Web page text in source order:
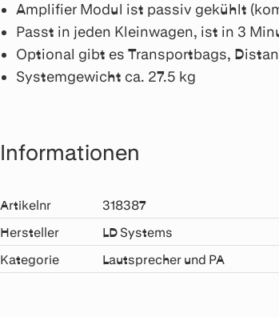
Amplifier Modul ist passiv gekühlt
Passt in jeden Kleinwagen, ist in 3
Optional gibt es Transportbags,
Systemgewicht ca. 27.5 kg
Informationen
Artikelnr
318387
Hersteller
LD Systems
Kategorie
Lautsprecher und PA